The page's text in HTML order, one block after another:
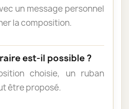
un message personnel
la composition.
est-il possible ?
choisie, un ruban
être proposé.